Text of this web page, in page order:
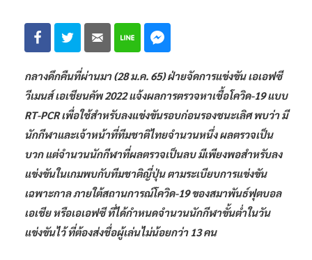
กลางดึกคืนที่ผ่านมา (28 ม.ค. 65) ฝ่ายจัดการแข่งขัน เอเอฟซี
วีเมนส์ เอเชียนคัพ 2022 แจ้งผลการตรวจหาเชื้อโควิด-19 แบบ
RT-PCR เพื่อใช้สำหรับลงแข่งขันรอบก่อนรองชนะเลิศ พบว่า มี
นักกีฬาและเจ้าหน้าที่ทีมชาติไทยจำนวนหนึ่ง ผลตรวจเป็น
บวก แต่จำนวนนักกีฬาที่ผลตรวจเป็นลบ มีเพียงพอสำหรับลง
แข่งขันในเกมพบกับทีมชาติญี่ปุ่น ตามระเบียบการแข่งขัน
เฉพาะกาล ภายใต้สถานการณ์โควิด-19 ของสมาพันธ์ฟุตบอล
เอเชีย หรือเอเอฟซี ที่ได้กำหนดจำนวนนักกีฬาขั้นต่ำในวัน
แข่งขันไว้ ที่ต้องส่งชื่อผู้เล่นไม่น้อยกว่า 13 คน